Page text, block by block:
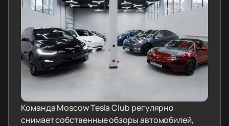
Команда Moscow Tesla Club регулярно
снимает собственные обзоры автомобилей,